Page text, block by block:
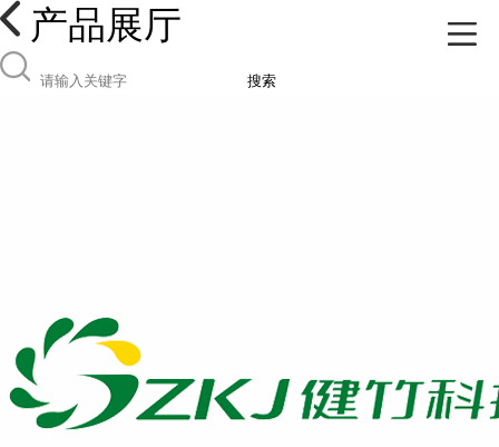
产品展厅
搜索